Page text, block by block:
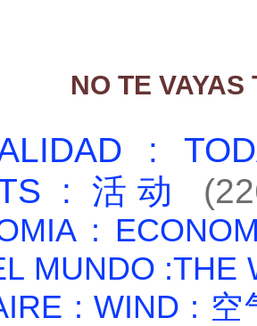
NO TE
:
: 活动
:
MUNDO :THE
: WIND : 空